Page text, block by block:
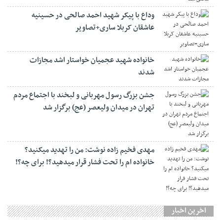
وداع با پیکر شهید احمد صالحی‌ در حسینیه
عاشقان کربلا ساری+تصاویر
خانواده شهید عجمیان خواستار اشد مجازات
شدند
جشن بزرگ رسول مهربانی و لبخند با اجتماع مردم
تهران در میدان ولیعصر (عج) برگزار شد
مهدی فخیم زاده نوشت: من را تهدید میکنید؟
خانواده ام را‌ تحت فشار قرار میدهید؟! برای چه؟!
اخرین اخبار